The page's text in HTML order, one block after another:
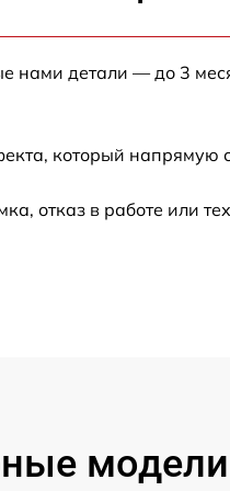
от
нами детали — до 3
который
отказ в работе или